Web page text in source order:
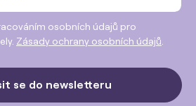
osobních údajů pro
Zásady ochrany osobních údajů
se do newsletteru